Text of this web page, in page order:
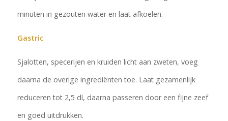
minuten in gezouten water en laat afkoelen.
Gastric
Sjalotten, specerijen en kruiden licht aan zweten, voeg
daarna de overige ingrediënten toe. Laat gezamenlijk
reduceren tot 2,5 dl, daarna passeren door een fijne zeef
en goed uitdrukken.